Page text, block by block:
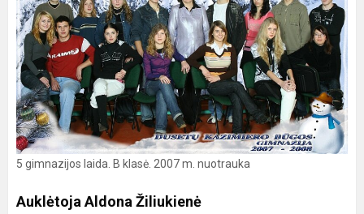
5 gimnazijos laida. B klasė. 2007 m. nuotrauka
Auklėtoja Aldona Žiliukienė